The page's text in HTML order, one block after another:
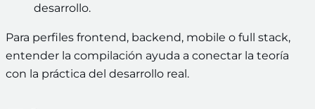
desarrollo.
Para perfiles frontend, backend, mobile o full stack,
entender la compilación ayuda a conectar la teoría
con la práctica del desarrollo real.